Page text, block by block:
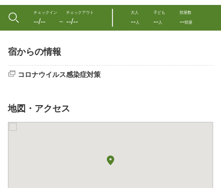
チェックイン
--/-- 〜
チェックアウト
--/--
大人
--人
子ども
--人
部屋数
--部屋
宿からの情報
コロナウイルス感染症対策
地図・アクセス